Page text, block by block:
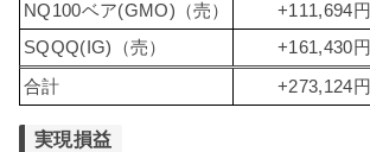
NQ100ベア(GMO)（売）
+111,694円
SQQQ(IG)（売）
+161,430円
合計 +273,124円
実現損益